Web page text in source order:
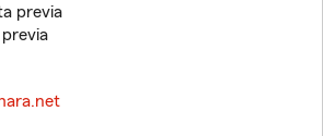
previa